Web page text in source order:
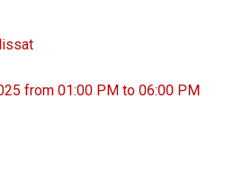
from 01:00 PM to 06:00 PM